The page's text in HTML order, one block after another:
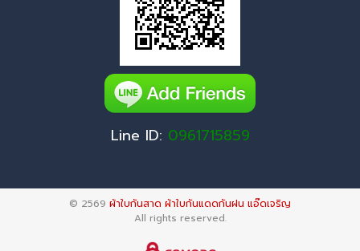
Line ID: 0961715859
© 2569 ผ้าใบกันสาด ผ้าใบกันแดดกันฝน แอ๊ดเจริญ
All rights reserved.